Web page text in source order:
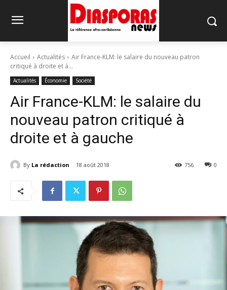
Accueil Actualités
Air France-KLM: le salaire du nouveau patron
critiqué à droite et à...
Actualités Économie Société
Air France-KLM: le salaire du
nouveau patron critiqué à
droite et à gauche
By La rédaction 18 août 2018 0
756